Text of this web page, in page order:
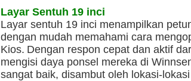
Layar Sentuh 19 inci
Layar sentuh 19 inci menampilkan
dengan mudah memahami cara
Kios. Dengan respon cepat dan aktif
mengisi daya ponsel mereka di
sangat baik, disambut oleh lokasi-